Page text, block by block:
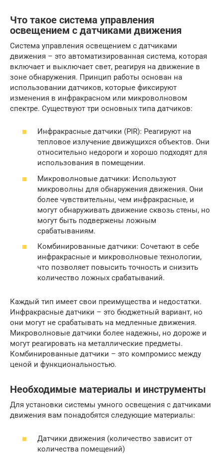
Что такое система управления
освещением с датчиками движения
Система управления освещением с датчиками
движения – это автоматизированная система, которая
включает и выключает свет, реагируя на движение в
зоне обнаружения. Принцип работы основан на
использовании датчиков, которые фиксируют
изменения в инфракрасном или микроволновом
спектре. Существуют три основных типа датчиков:
Инфракрасные датчики (PIR): Реагируют на
тепловое излучение движущихся объектов. Они
относительно недороги и хорошо подходят для
использования в помещении.
Микроволновые датчики: Используют
микроволны для обнаружения движения. Они
более чувствительны, чем инфракрасные, и
могут обнаруживать движение сквозь стены, но
могут быть подвержены ложным
срабатываниям.
Комбинированные датчики: Сочетают в себе
инфракрасные и микроволновые технологии,
что позволяет повысить точность и снизить
количество ложных срабатываний.
Каждый тип имеет свои преимущества и недостатки.
Инфракрасные датчики – это бюджетный вариант, но
они могут не срабатывать на медленные движения.
Микроволновые датчики более надежны, но дороже и
могут реагировать на металлические предметы.
Комбинированные датчики – это компромисс между
ценой и функциональностью.
Необходимые материалы и инструменты
Для установки системы умного освещения с датчиками
движения вам понадобятся следующие материалы:
Датчики движения (количество зависит от
количества помещений)